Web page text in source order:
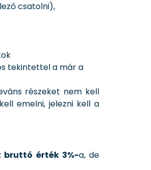
csatolni),
tekintettel a már a
részeket nem kell
emelni, jelezni kell a
érték 3%-a, de